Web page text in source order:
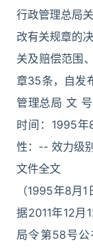
行政管理总局
改有关规章的
关及赔偿范围
章35条，自发
管理总局 文
时间：1995
性：-- 效力级
文件全文
（1995年8月
据2011年12月
局令第58号